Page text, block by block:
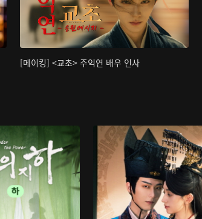
[메이킹] <교초> 주익연 배우 인사